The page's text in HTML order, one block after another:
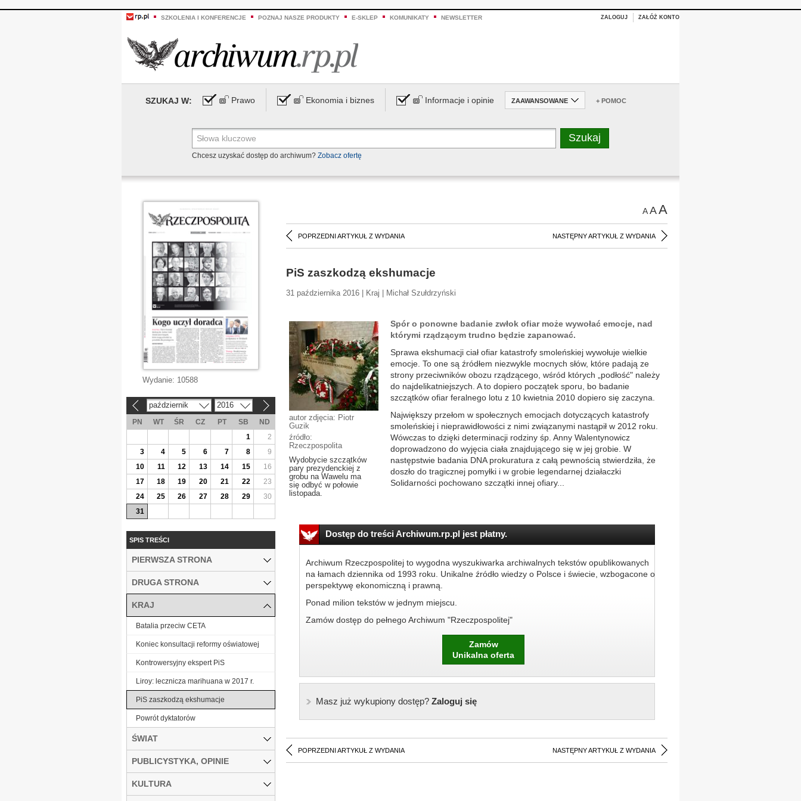
SZKOLENIA I KONFERENCJE POZNAJ NASZE PRODUKTY E-SKLEP KOMUNIKATY NEWSLETTER ZALOGUJ ZAŁÓŻ KONTO
SZUKAJ W: Prawo Ekonomia i biznes Informacje i opinie ZAAWANSOWANE + POMOC
Chcesz uzyskać dostęp do archiwum? Zobacz ofertę
AAA
POPRZEDNI ARTYKUŁ Z WYDANIA NASTĘPNY ARTYKUŁ Z WYDANIA
PiS zaszkodzą ekshumacje
31 października 2016 | Kraj | Michał Szułdrzyński
autor zdjęcia: Piotr
Guzik
źródło:
Rzeczpospolita
Wydobycie szczątków
pary prezydenckiej z
grobu na Wawelu ma
się odbyć w połowie
listopada.
Spór o ponowne badanie zwłok ofiar może wywołać emocje, nad
którymi rządzącym trudno będzie zapanować.
Sprawa ekshumacji ciał ofiar katastrofy smoleńskiej wywołuje wielkie
emocje. To one są źródłem niezwykle mocnych słów, które padają ze
strony przeciwników obozu rządzącego, wśród których „podłość" należy
do najdelikatniejszych. A to dopiero początek sporu, bo badanie
szczątków ofiar feralnego lotu z 10 kwietnia 2010 dopiero się zaczyna.
Największy przełom w społecznych emocjach dotyczących katastrofy
smoleńskiej i nieprawidłowości z nimi związanymi nastąpił w 2012 roku.
Wówczas to dzięki determinacji rodziny śp. Anny Walentynowicz
doprowadzono do wyjęcia ciała znajdującego się w jej grobie. W
następstwie badania DNA prokuratura z całą pewnością stwierdziła, że
doszło do tragicznej pomyłki i w grobie legendarnej działaczki
Solidarności pochowano szczątki innej ofiary...
Dostęp do treści Archiwum.rp.pl jest płatny.
Archiwum Rzeczpospolitej to wygodna wyszukiwarka archiwalnych tekstów opublikowanych
na łamach dziennika od 1993 roku. Unikalne źródło wiedzy o Polsce i świecie, wzbogacone o
perspektywę ekonomiczną i prawną.
Ponad milion tekstów w jednym miejscu.
Zamów dostęp do pełnego Archiwum "Rzeczpospolitej"
Zamów
Unikalna oferta
Masz już wykupiony dostęp?Zaloguj się
POPRZEDNI ARTYKUŁ Z WYDANIA NASTĘPNY ARTYKUŁ Z WYDANIA
Wydanie: 10588
październik 2016
PN WT ŚR CZ PT SB
ND
1
2
3
4 5 6 7 8
9
10
11 12 13 14 15
16
17
18 19 20 21 22
23
24
25 26 27 28 29
30
31
SPIS TREŚCI
PIERWSZA STRONA
DRUGA STRONA
KRAJ
Batalia przeciw CETA
Koniec konsultacji reformy oświatowej
Kontrowersyjny ekspert PiS
Liroy: lecznicza marihuana w 2017 r.
PiS zaszkodzą ekshumacje
Powrót dyktatorów
ŚWIAT
PUBLICYSTYKA, OPINIE
KULTURA